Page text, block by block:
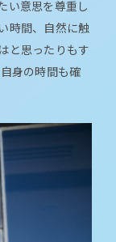
い意思を尊重し
時間、自然に触
と思ったりもす
身の時間も確